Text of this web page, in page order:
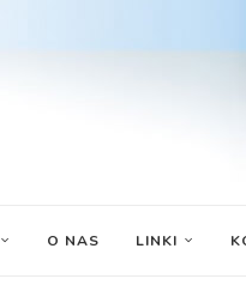
O NAS LINKI